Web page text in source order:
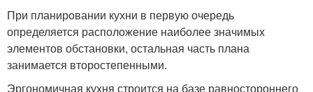
При планировании кухни в первую очередь
определяется расположение наиболее значимых
элементов обстановки, остальная часть плана
занимается второстепенными.
Эргономичная кухня строится на базе равностороннего